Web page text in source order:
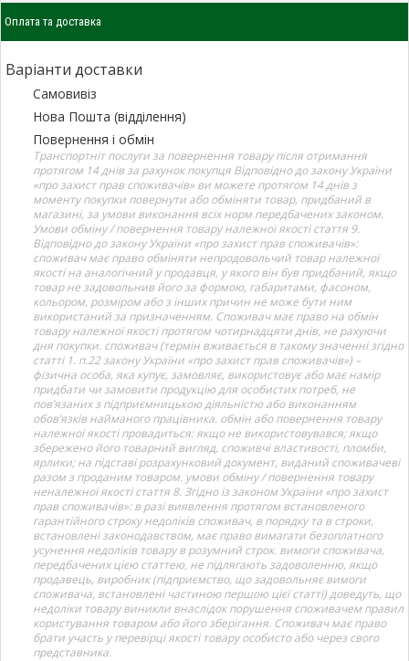
Оплата та доставка
Варіанти доставки
Самовивіз
Нова Пошта (відділення)
Повернення і обмін
Транспортніт послуги за повернення товару після отримання
протягом 14 днів за рахунок покупця Відповідно до закону України
«про захист прав споживачів» ви можете протягом 14 днів з
моменту покупки повернути або обміняти товар, придбаний в
магазині, за умови виконання всіх норм передбачених законом.
Умови обміну / повернення товару належної якості стаття 9.
Відповідно до закону України «про захист прав споживачів»:
споживач має право обміняти непродовольчий товар належної
якості на аналогічний у продавця, у якого він був придбаний, якщо
товар не задовольнив його за формою, габаритами, фасоном,
кольором, розміром або з інших причин не може бути ним
використаний за призначенням. Споживач має право на обмін
товару належної якості протягом чотирнадцяти днів, не рахуючи
дня покупки. споживач (термін вживається в такому значенні згідно
статті 1. п.22 закону України «про захист прав споживачів») –
фізична особа, яка купує, замовляє, використовує або має намір
придбати чи замовити продукцію для особистих потреб, не
пов’язаних з підприємницькою діяльністю або виконанням
обов’язків найманого працівника. обмін або повернення товару
належної якості провадиться: якщо не використовувався; якщо
збережено його товарний вигляд, споживчі властивості, пломби,
ярлики; на підставі розрахунковий документ, виданий споживачеві
разом з проданим товаром. умови обміну / повернення товару
неналежної якості стаття 8. Згідно із законом України «про захист
прав споживачів»: в разі виявлення протягом встановленого
гарантійного строку недоліків споживач, в порядку та в строки,
встановлені законодавством, має право вимагати безоплатного
усунення недоліків товару в розумний строк. вимоги споживача,
передбачених цією статтею, не підлягають задоволенню, якщо
продавець, виробник (підприємство, що задовольняє вимоги
споживача, встановлені частиною першою цієї статті) доведуть, що
недоліки товару виникли внаслідок порушення споживачем правил
користування товаром або його зберігання. Споживач має право
брати участь у перевірці якості товару особисто або через свого
представника.